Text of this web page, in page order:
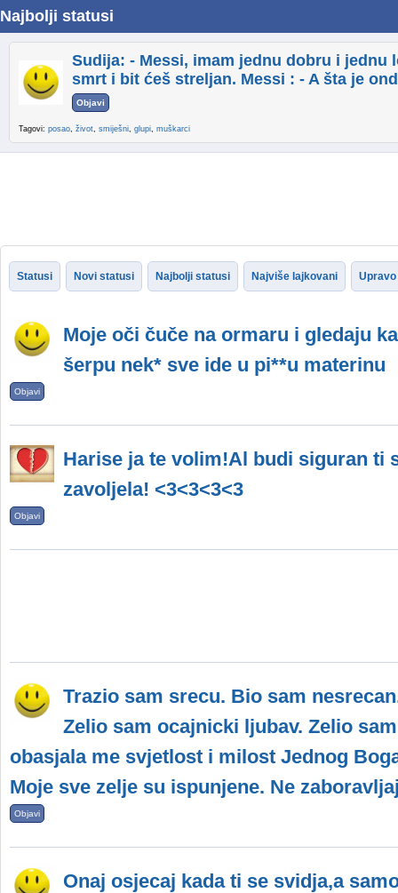
Najbolji statusi
Sudija: - Messi, imam jednu dobru i jednu
smrt i bit ćeš streljan. Messi : - A šta je
Objavi
Tagovi: posao, život, smiješni, glupi, muškarci
Statusi Novi statusi Najbolji statusi Najviše lajkovani
Moje oči čuče na ormaru i gledaju
šerpu nek* sve ide u pi**u materinu
Objavi
Harise ja te volim!Al budi siguran ti
zavoljela! <3<3<3<3
Objavi
Trazio sam srecu. Bio sam
Zelio sam ocajnicki ljubav. Zelio
obasjala me svjetlost i milost Jednog
Moje sve zelje su ispunjene. Ne
Objavi
Onaj osjecaj kada ti se svidja,a